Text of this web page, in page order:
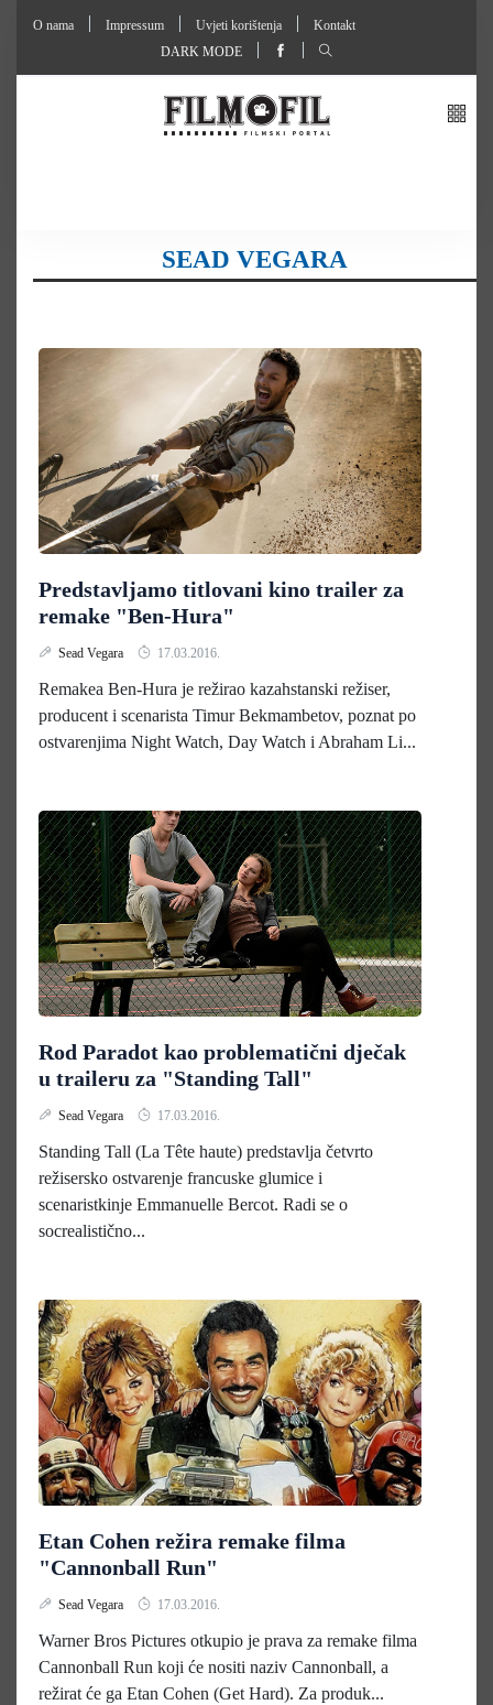
O nama Impressum Uvjeti korištenja
Kontakt
DARK MODE
SEAD VEGARA
Predstavljamo titlovani kino trailer za
remake "Ben-Hura"
Sead Vegara 17.03.2016.
Remakea Ben-Hura je režirao kazahstanski režiser,
producent i scenarista Timur Bekmambetov, poznat po
ostvarenjima Night Watch, Day Watch i Abraham Li...
Rod Paradot kao problematični dječak
u traileru za "Standing Tall"
Sead Vegara 17.03.2016.
Standing Tall (La Tête haute) predstavlja četvrto
režisersko ostvarenje francuske glumice i
scenaristkinje Emmanuelle Bercot. Radi se o
socrealistično...
Etan Cohen režira remake filma
"Cannonball Run"
Sead Vegara 17.03.2016.
Warner Bros Pictures otkupio je prava za remake filma
Cannonball Run koji će nositi naziv Cannonball, a
režirat će ga Etan Cohen (Get Hard). Za produk...